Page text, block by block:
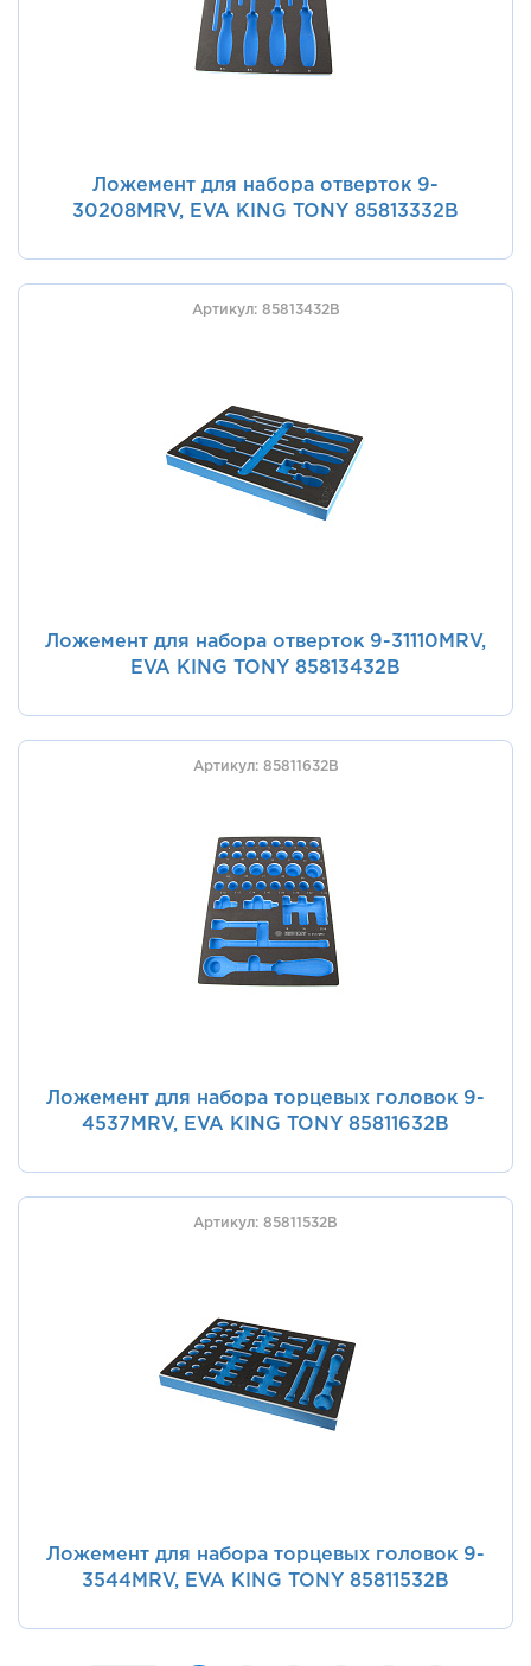
Ложемент для набора отверток 9-
30208MRV, EVA KING TONY 85813332B
Артикул: 85813432B
Ложемент для набора отверток 9-31110MRV,
EVA KING TONY 85813432B
Артикул: 85811632B
Ложемент для набора торцевых головок 9-
4537MRV, EVA KING TONY 85811632B
Артикул: 85811532B
Ложемент для набора торцевых головок 9-
3544MRV, EVA KING TONY 85811532B